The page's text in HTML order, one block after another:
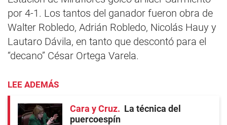
por 4-1. Los tantos del ganador fueron obra de
Walter Robledo, Adrián Robledo, Nicolás Hauy y
Lautaro Dávila, en tanto que descontó para el
“decano” César Ortega Varela.
LEE ADEMÁS
Cara y Cruz
La técnica del
puercoespín